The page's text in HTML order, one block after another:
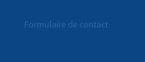
Formulaire de contact